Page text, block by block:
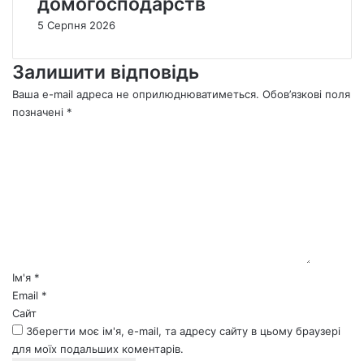
5 Серпня 2026
Залишити відповідь
Ваша e-mail адреса не оприлюднюватиметься. Обов’язкові поля
позначені *
*Ім'я *
Email *
Сайт
Зберегти моє ім'я, e-mail, та адресу сайту в цьому браузері
для моїх подальших коментарів.